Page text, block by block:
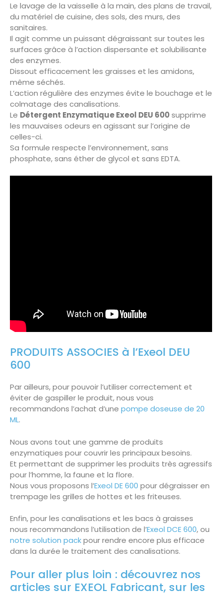
Le lavage de la vaisselle à la main, des plans de travail,
du matériel de cuisine, des sols, des murs, des
sanitaires.
Il agit comme un puissant dégraissant sur toutes les
surfaces grâce à l’action dispersante et solubilisante
des enzymes.
Dissout efficacement les graisses et les amidons,
même séchés.
L’action régulière des enzymes évite le bouchage et le
colmatage des canalisations.
Le Détergent Enzymatique Exeol DEU 600supprime
les mauvaises odeurs en agissant sur l’origine de
celles-ci.
Sa formule respecte l’environnement, sans
phosphate, sans éther de glycol et sans EDTA.
PRODUITS ASSOCIES à l’Exeol DEU
600
Par ailleurs, pour pouvoir l’utiliser correctement et
éviter de gaspiller le produit, nous vous
recommandons l’achat d’une pompe doseuse de 20
ML.
Nous avons tout une gamme de produits
enzymatiques pour couvrir les principaux besoins.
Et permettant de supprimer les produits très agressifs
pour l’homme, la faune et la flore.
Nous vous proposons l’Exeol DE 600 pour dégraisser en
trempage les grilles de hottes et les friteuses.
Enfin, pour les canalisations et les bacs à graisses
nous recommandons l’utilisation de l’Exeol DCE 600, ou
notre solution packpour rendre encore plus efficace
dans la durée le traitement des canalisations.
Pour aller plus loin : découvrez nos
articles sur EXEOL Fabricant, sur les